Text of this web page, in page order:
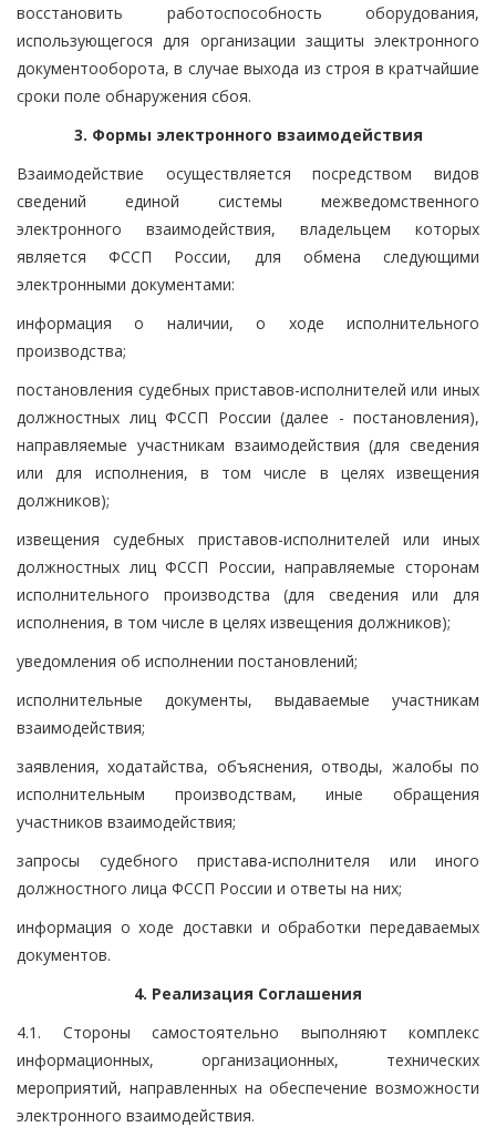
восстановить работоспособность оборудования,
использующегося для организации защиты электронного
документооборота, в случае выхода из строя в кратчайшие
сроки поле обнаружения сбоя.
3. Формы электронного взаимодействия
Взаимодействие осуществляется посредством видов
сведений единой системы межведомственного
электронного взаимодействия, владельцем которых
является ФССП России, для обмена следующими
электронными документами:
информация о наличии, о ходе исполнительного
производства;
постановления судебных приставов-исполнителей или иных
должностных лиц ФССП России (далее - постановления),
направляемые участникам взаимодействия (для сведения
или для исполнения, в том числе в целях извещения
должников);
извещения судебных приставов-исполнителей или иных
должностных лиц ФССП России, направляемые сторонам
исполнительного производства (для сведения или для
исполнения, в том числе в целях извещения должников);
уведомления об исполнении постановлений;
исполнительные документы, выдаваемые участникам
взаимодействия;
заявления, ходатайства, объяснения, отводы, жалобы по
исполнительным производствам, иные обращения
участников взаимодействия;
запросы судебного пристава-исполнителя или иного
должностного лица ФССП России и ответы на них;
информация о ходе доставки и обработки передаваемых
документов.
4. Реализация Соглашения
4.1. Стороны самостоятельно выполняют комплекс
информационных, организационных, технических
мероприятий, направленных на обеспечение возможности
электронного взаимодействия.